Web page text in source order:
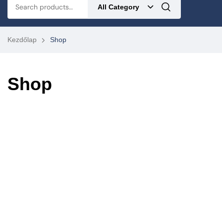
All Category
Kezdőlap Shop
Shop